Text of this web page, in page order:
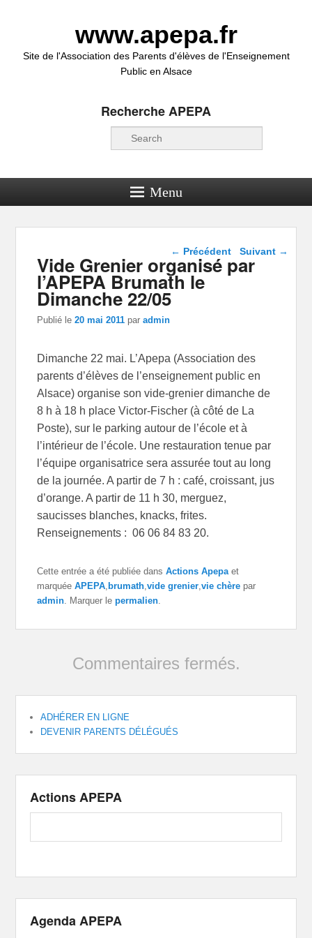
www.apepa.fr
Site de l'Association des Parents d'élèves de l'Enseignement
Public en Alsace
Recherche APEPA
Recherche
Menu
Navigation dans les
articles
← Précédent Suivant →
Vide Grenier organisé par
l’APEPA Brumath le
Dimanche 22/05
Publié le20 mai 2011 paradmin
Dimanche 22 mai. L’Apepa (Association des
parents d’élèves de l’enseignement public en
Alsace) organise son vide-grenier dimanche de
8 h à 18 h place Victor-Fischer (à côté de La
Poste), sur le parking autour de l’école et à
l’intérieur de l’école. Une restauration tenue par
l’équipe organisatrice sera assurée tout au long
de la journée. A partir de 7 h : café, croissant, jus
d’orange. A partir de 11 h 30, merguez,
saucisses blanches, knacks, frites.
Renseignements : 06 06 84 83 20.
Cette entrée a été publiée dansActions Apepa et
marquéeAPEPA brumath ,vide grenier ,vie chère par
admin . Marquer lepermalien
Commentaires fermés.
ADHÉRER EN LIGNE
DEVENIR PARENTS DÉLÉGUÉS
Actions APEPA
Agenda APEPA